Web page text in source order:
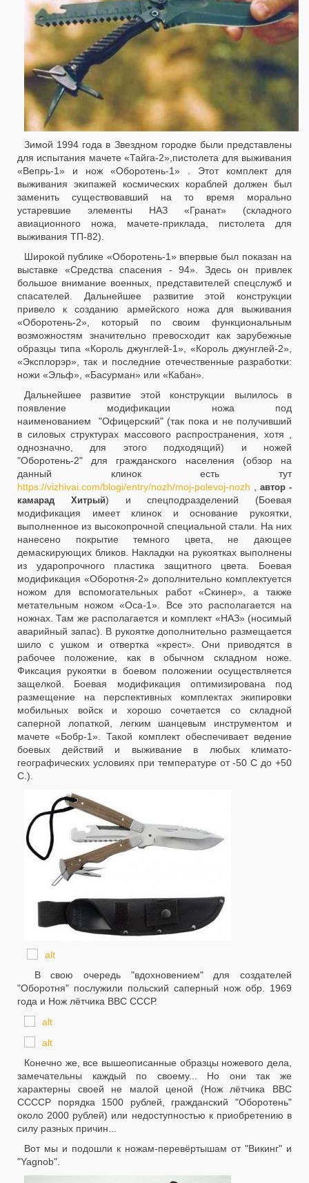
Зимой 1994 года в Звездном городке были представлены
для испытания мачете «Тайга-2»,пистолета для выживания
«Вепрь-1» и нож «Оборотень-1» . Этот комплект для
выживания экипажей космических кораблей должен был
заменить существовавший на то время морально
устаревшие элементы НАЗ «Гранат» (складного
авиационного ножа, мачете-приклада, пистолета для
выживания ТП-82).
Широкой публике «Оборотень-1» впервые был показан на
выставке «Средства спасения - 94». Здесь он привлек
большое внимание военных, представителей спецслужб и
спасателей. Дальнейшее развитие этой конструкции
привело к созданию армейского ножа для выживания
«Оборотень-2», который по своим функциональным
возможностям значительно превосходит как зарубежные
образцы типа «Король джунглей-1», «Король джунглей-2»,
«Эксплорэр», так и последние отечественные разработки:
ножи «Эльф», «Басурман» или «Кабан».
Дальнейшее развитие этой конструкции вылилось в
появление модификации ножа под
наименованием "Офицерский" (так пока и не получивший
в силовых структурах массового распространения, хотя ,
однозначно, для этого подходящий) и ножей
"Оборотень-2" для гражданского населения (обзор на
данный клинок есть тут
https://vizhivai.com/blogi/entry/nozh/moj-polevoj-nozh
автор -
камарад Хитрый) и спецподразделений (Боевая
модификация имеет клинок и основание рукоятки,
выполненное из высокопрочной специальной стали. На них
нанесено покрытие темного цвета, не дающее
демаскирующих бликов. Накладки на рукоятках выполнены
из ударопрочного пластика защитного цвета. Боевая
модификация «Оборотня-2» дополнительно комплектуется
ножом для вспомогательных работ «Скинер», а также
метательным ножом «Оса-1». Все это располагается на
ножнах. Там же располагается и комплект «НАЗ» (носимый
аварийный запас). В рукоятке дополнительно размещается
шило с ушком и отвертка «крест». Они приводятся в
рабочее положение, как в обычном складном ноже.
Фиксация рукоятки в боевом положении осуществляется
защелкой. Боевая модификация оптимизирована под
размещение на перспективных комплектах экипировки
мобильных войск и хорошо сочетается со складной
саперной лопаткой, легким шанцевым инструментом и
мачете «Бобр-1». Такой комплект обеспечивает ведение
боевых действий и выживание в любых климато-
географических условиях при температуре от -50 С до +50
С.).
В свою очередь "вдохновением" для создателей
"Оборотня" послужили польский саперный нож обр. 1969
года и Нож лётчика ВВС СССР.
Конечно же, все вышеописанные образцы ножевого дела,
замечательны каждый по своему... Но они так же
характерны своей не малой ценой (Нож лётчика ВВС
ССССР порядка 1500 рублей, гражданский "Оборотень"
около 2000 рублей) или недоступностью к приобретению в
силу разных причин...
Вот мы и подошли к ножам-перевёртышам от "Викинг" и
"Yagnob".